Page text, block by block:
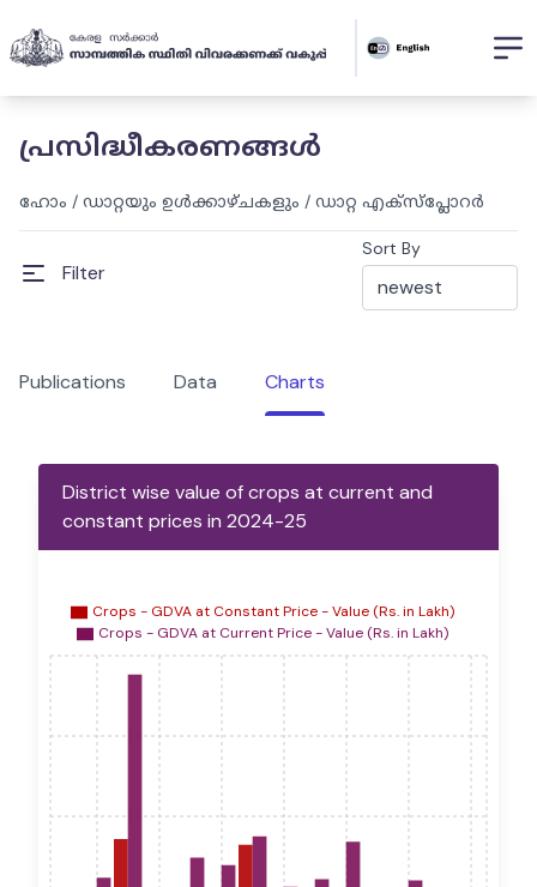
പ്രസിദ്ധീകരണങ്ങൾ
ഹോം / ഡാറ്റയും ഉൾക്കാഴ്ചകളും / ഡാറ്റ എക്സ്പ്ലോറർ
Filter
Sort By
Publications Data Charts
District wise value of crops at current and
constant prices in 2024-25
Crops - GDVA at Constant Price - Value (Rs. in Lakh)
Crops - GDVA at Current Price - Value (Rs. in Lakh)